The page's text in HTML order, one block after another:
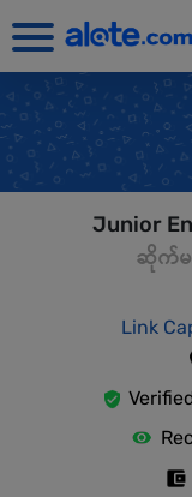
Junior
ဆိုက်မန်
Link